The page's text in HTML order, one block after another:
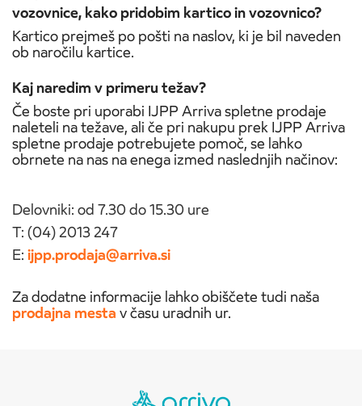
vozovnice, kako pridobim kartico in vozovnico?
Kartico prejmeš po pošti na naslov, ki je bil naveden
ob naročilu kartice.
Kaj naredim v primeru težav?
Če boste pri uporabi IJPP Arriva spletne prodaje
naleteli na težave, ali če pri nakupu prek IJPP Arriva
spletne prodaje potrebujete pomoč, se lahko
obrnete na nas na enega izmed naslednjih načinov:
Delovniki: od 7.30 do 15.30 ure
T: (04) 2013 247
E: ijpp.prodaja@arriva.si
Za dodatne informacije lahko obiščete tudi naša
prodajna mesta v času uradnih ur.